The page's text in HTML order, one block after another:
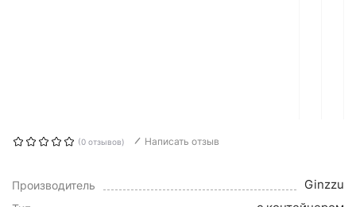
(0 отзывов) Написать отзыв
Производитель Ginzzu